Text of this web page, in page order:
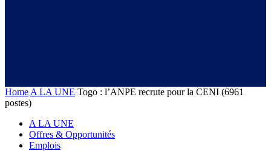
Home A LA UNE Togo : l’ANPE recrute pour la CENI (6961
postes)
A LA UNE
Offres & Opportunités
Emplois